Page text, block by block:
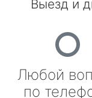
Выезд и
Любой
по